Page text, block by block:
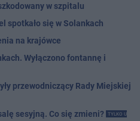
w szpitalu
spotkało się w Solankach
na krajówce
Wyłączono fontannę i
przewodniczący Rady Miejskiej
sesyjną. Co się zmieni? TYLKO U